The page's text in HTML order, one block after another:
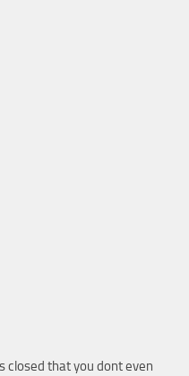
closed that you dont even